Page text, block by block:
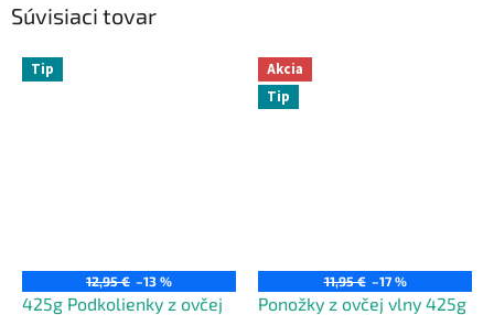
Súvisiaci tovar
Tip
12,95 € –13 %
425g Podkolienky z ovčej
Akcia
Tip
11,95 € –17 %
Ponožky z ovčej vlny 425g